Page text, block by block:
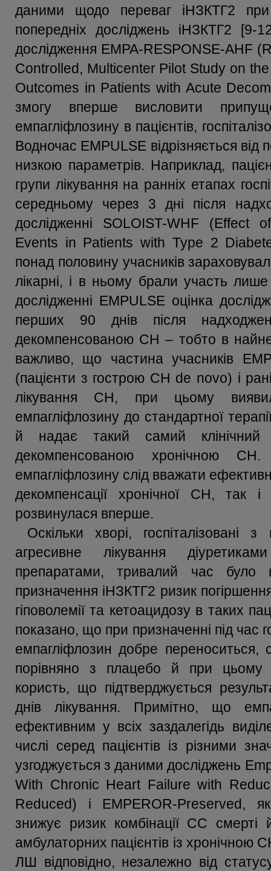
даними щодо переваг іНЗКТГ2
попередніх досліджень іНЗКТГ2 [9-
дослідження EMPA-RESPONSE-AHF
Controlled, Multicenter Pilot Study on
Outcomes in Patients with Acute
змогу вперше висловити
емпагліфлозину в пацієнтів,
Водночас EMPULSE відрізняється від
низкою параметрів. Наприклад,
групи лікування на ранніх етапах
середньому через 3 дні після
дослідженні SOLOIST-WHF (Effect
Events in Patients with Type 2
понад половину учасників
лікарні, і в ньому брали участь
дослідженні EMPULSE оцінка
перших 90 днів після
декомпенсованою СН – тобто в
важливо, що частина учасників
(пацієнти з гострою СН de novo) і
лікування СН, при цьому
емпагліфлозину до стандартної
й надає такий самий
декомпенсованою хронічною
емпагліфлозину слід вважати
декомпенсації хронічної СН,
розвинулася вперше.
Оскільки хворі,
агресивне лікування
препаратами, тривалий час було
призначення іНЗКТГ2 ризик
гіповолемії та кетоацидозу в таких
показано, що при призначенні під час
емпагліфлозин добре
порівняно з плацебо й при цьому
користь, що підтверджується
днів лікування. Примітно, що
ефективним у всіх заздалегідь
числі серед пацієнтів із різними
узгоджується з даними досліджень
With Chronic Heart Failure with
Reduced) і EMPEROR-Preserved,
знижує ризик комбінації СС смерті
амбулаторних пацієнтів із
ЛШ відповідно, незалежно від